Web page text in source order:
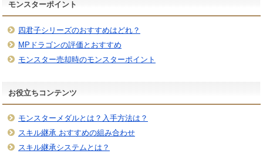
モンスターポイント
四君子シリーズのおすすめはどれ？
MPドラゴンの評価とおすすめ
モンスター売却時のモンスターポイント
お役立ちコンテンツ
モンスターメダルとは？入手方法は？
スキル継承 おすすめの組み合わせ
スキル継承システムとは？